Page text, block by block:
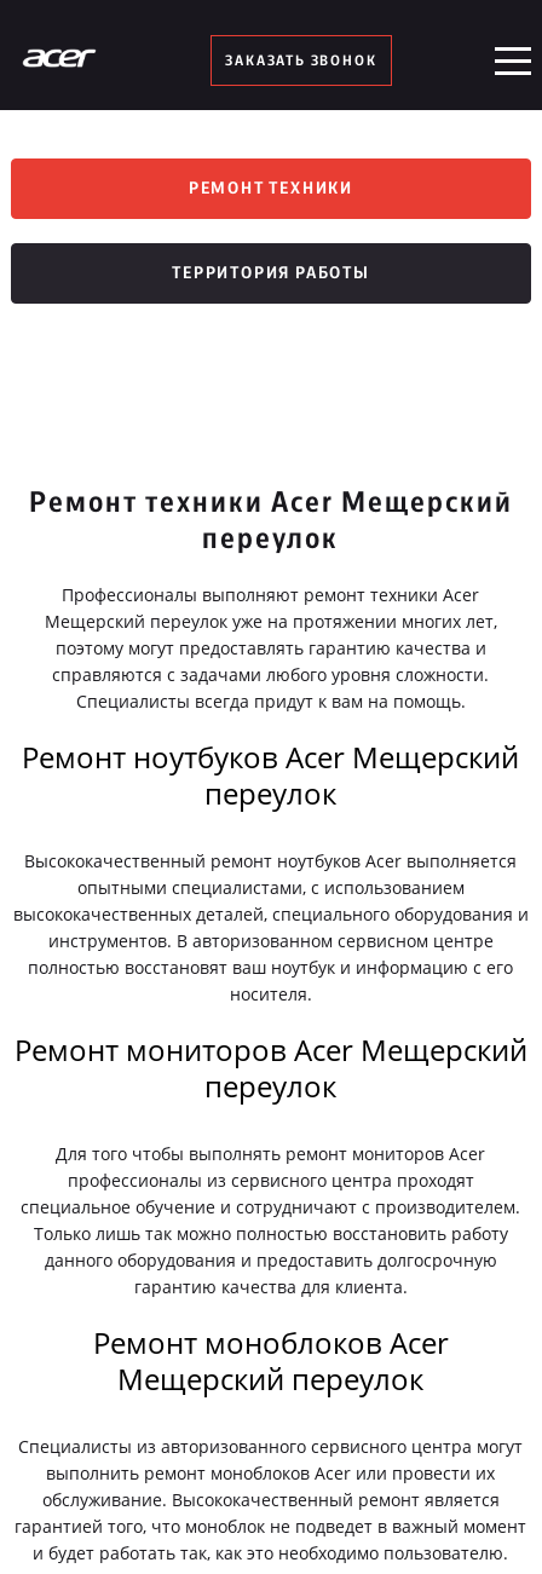
ЗАКАЗАТЬ ЗВОНОК
РЕМОНТ ТЕХНИКИ
ТЕРРИТОРИЯ РАБОТЫ
Ремонт техники Acer Мещерский
переулок
Профессионалы выполняют ремонт техники Acer
Мещерский переулок уже на протяжении многих лет,
поэтому могут предоставлять гарантию качества и
справляются с задачами любого уровня сложности.
Специалисты всегда придут к вам на помощь.
Ремонт ноутбуков Acer Мещерский
переулок
Высококачественный ремонт ноутбуков Acer выполняется
опытными специалистами, с использованием
высококачественных деталей, специального оборудования и
инструментов. В авторизованном сервисном центре
полностью восстановят ваш ноутбук и информацию с его
носителя.
Ремонт мониторов Acer Мещерский
переулок
Для того чтобы выполнять ремонт мониторов Acer
профессионалы из сервисного центра проходят
специальное обучение и сотрудничают с производителем.
Только лишь так можно полностью восстановить работу
данного оборудования и предоставить долгосрочную
гарантию качества для клиента.
Ремонт моноблоков Acer
Мещерский переулок
Специалисты из авторизованного сервисного центра могут
выполнить ремонт моноблоков Acer или провести их
обслуживание. Высококачественный ремонт является
гарантией того, что моноблок не подведет в важный момент
и будет работать так, как это необходимо пользователю.